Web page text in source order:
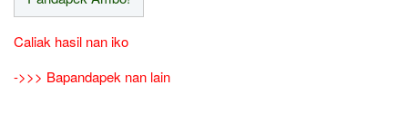
Caliak hasil nan iko
->>> Bapandapek nan lain